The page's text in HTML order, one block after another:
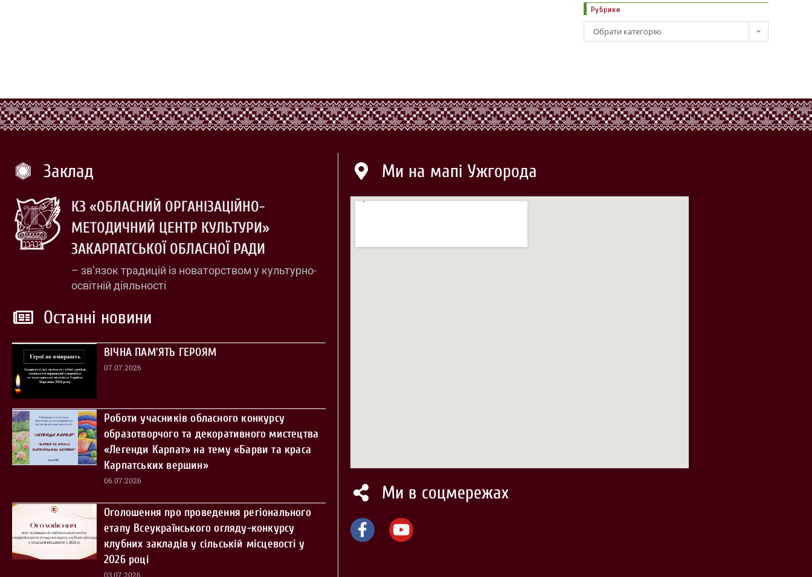
Рубрики
Обрати категорію
Заклад
КЗ «ОБЛАСНИЙ ОРГАНІЗАЦІЙНО-
МЕТОДИЧНИЙ ЦЕНТР КУЛЬТУРИ»
ЗАКАРПАТСЬКОЇ ОБЛАСНОЇ РАДИ
– зв’язок традицій із новаторством у культурно-
освітній діяльності
Останні новини
ВІЧНА ПАМ’ЯТЬ ГЕРОЯМ
07.07.2026
Роботи учасників обласного конкурсу
образотворчого та декоративного мистецтва
«Легенди Карпат» на тему «Барви та краса
Карпатських вершин»
06.07.2026
Оголошення про проведення регіонального
етапу Всеукраїнського огляду-конкурсу
клубних закладів у сільській місцевості у
2026 році
03.07.2026
Ми на мапі Ужгорода
Ми в соцмережах